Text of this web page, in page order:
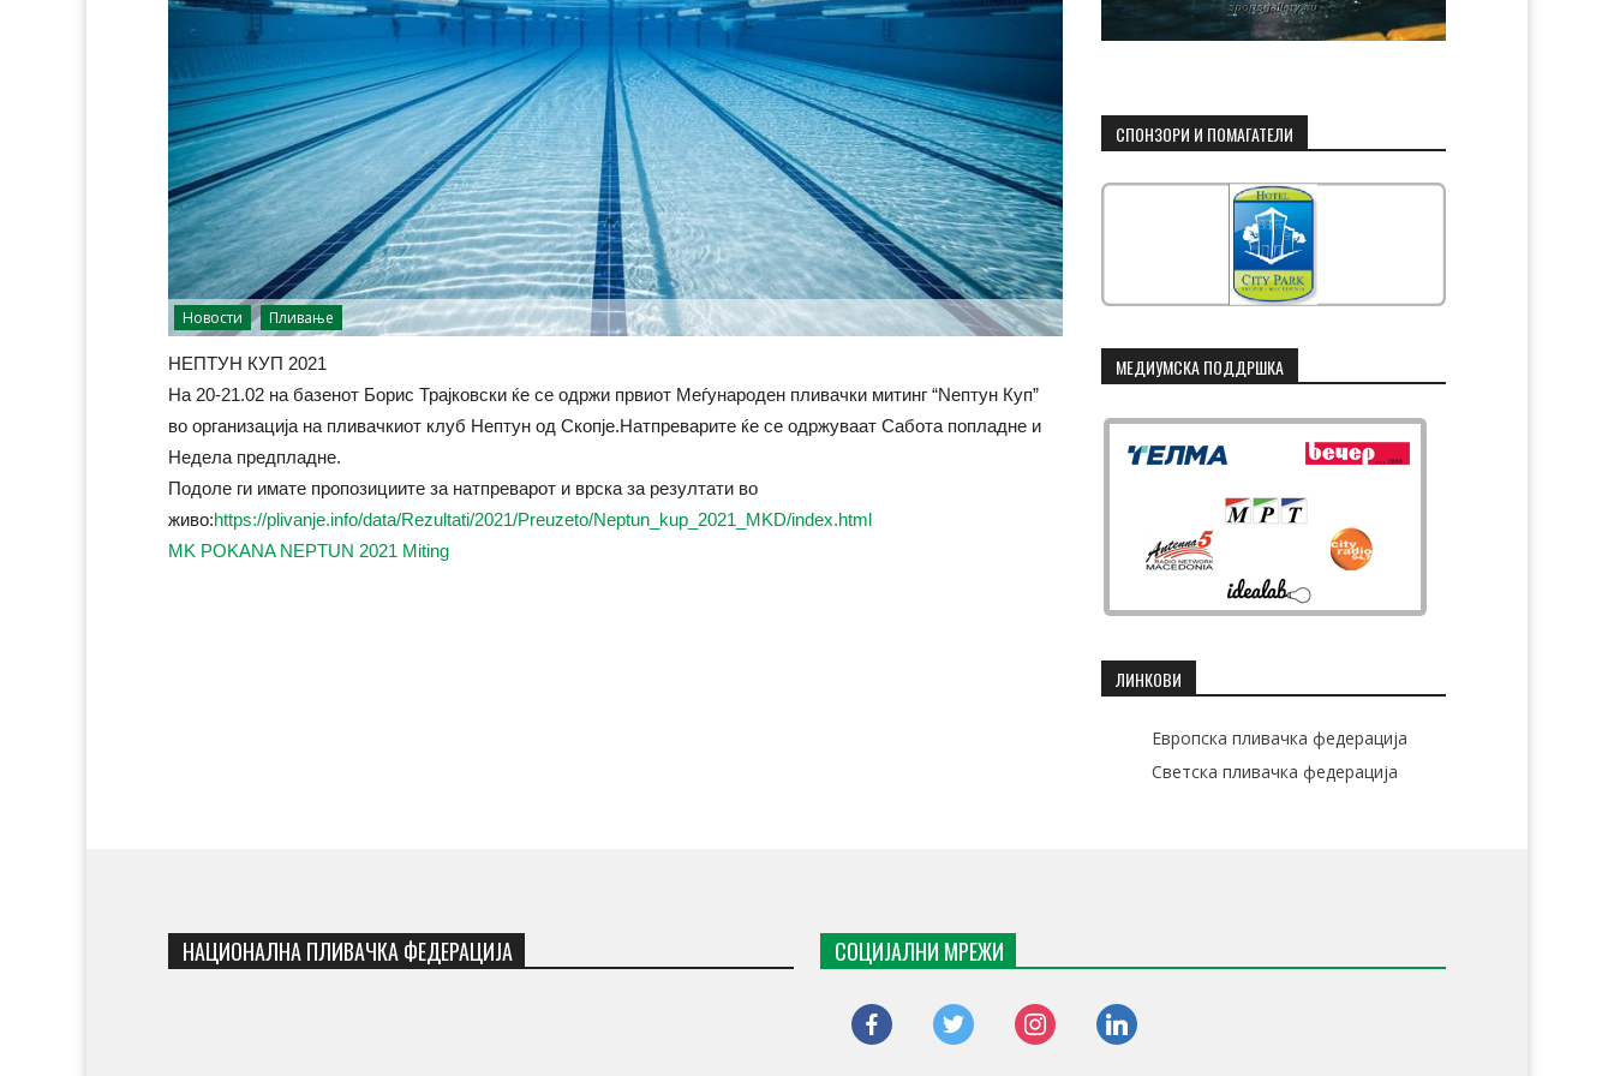
Новости Пливање
НЕПТУН КУП 2021
На 20-21.02 на базенот Борис Трајковски ќе се одржи првиот Меѓународен пливачки митинг “Nептун Куп”
во организација на пливачкиот клуб Нептун од Скопје.Натпреварите ќе се одржуваат Сабота попладне и
Недела предпладне.
Подоле ги имате пропозициите за натпреварот и врска за резултати во
живо:https://plivanje.info/data/Rezultati/2021/Preuzeto/Neptun_kup_2021_MKD/index.html
MK POKANA NEPTUN 2021 Miting
СПОНЗОРИ И ПОМАГАТЕЛИ
МЕДИУМСКА ПОДДРШКА
ЛИНКОВИ
Европска пливачка федерација
Светска пливачка федерација
НАЦИОНАЛНА ПЛИВАЧКА ФЕДЕРАЦИЈА СОЦИЈАЛНИ МРЕЖИ
facebook twitter instagram linkedin